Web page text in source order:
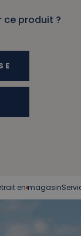
ce produit ?
Service client à